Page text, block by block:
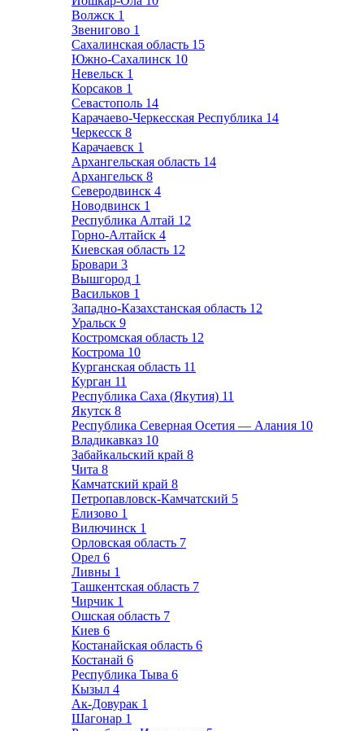
Волжск 1
Звенигово 1
Сахалинская область 15
Южно-Сахалинск 10
Невельск 1
Корсаков 1
Севастополь 14
Карачаево-Черкесская Республика 14
Черкесск 8
Карачаевск 1
Архангельская область 14
Архангельск 8
Северодвинск 4
Новодвинск 1
Республика Алтай 12
Горно-Алтайск 4
Киевская область 12
Бровари 3
Вышгород 1
Васильков 1
Западно-Казахстанская область 12
Уральск 9
Костромская область 12
Кострома 10
Курганская область 11
Курган 11
Республика Саха (Якутия) 11
Якутск 8
Республика Северная Осетия — Алания 10
Владикавказ 10
Забайкальский край 8
Чита 8
Камчатский край 8
Петропавловск-Камчатский 5
Елизово 1
Вилючинск 1
Орловская область 7
Орел 6
Ливны 1
Ташкентская область 7
Чирчик 1
Ошская область 7
Киев 6
Костанайская область 6
Костанай 6
Республика Тыва 6
Кызыл 4
Ак-Довурак 1
Шагонар 1